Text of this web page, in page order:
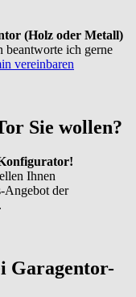
(Holz oder Metall)
beantworte ich gerne
vereinbaren
Sie wollen?
Ihnen
Angebot der
Garagentor-